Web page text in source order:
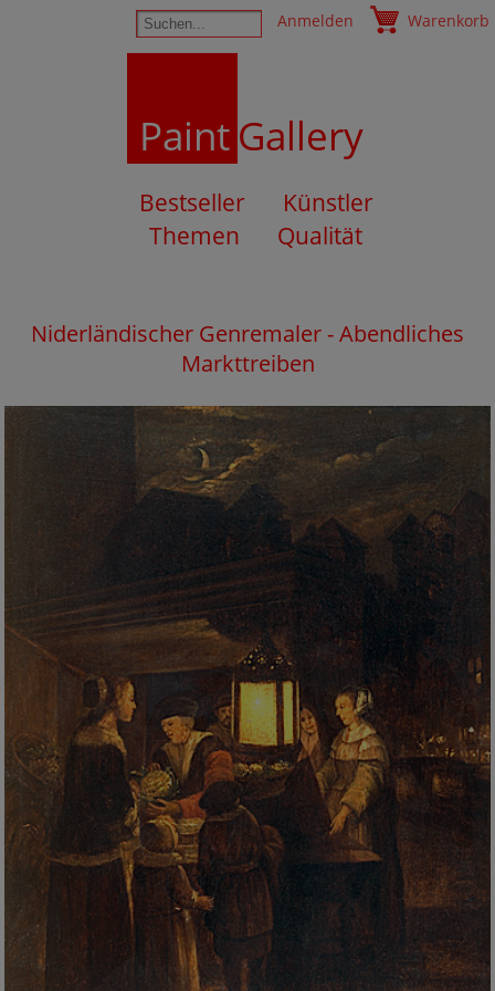
Anmelden Warenkorb
PaintGallery
Bestseller
Künstler
Themen
Qualität
Niderländischer Genremaler - Abendliches
Markttreiben